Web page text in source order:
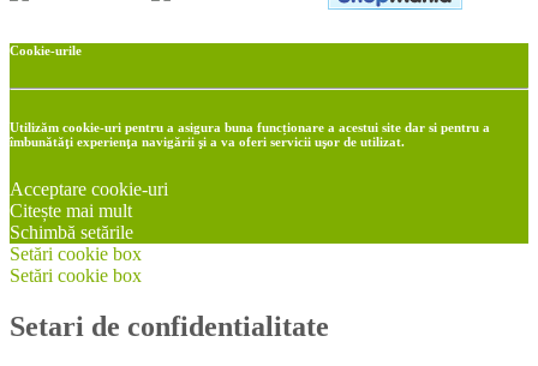
Cookie-urile
Utilizăm cookie-uri pentru a asigura buna funcționare a acestui site dar si pentru a
îmbunătăţi experienţa navigării şi a va oferi servicii uşor de utilizat.
Acceptare cookie-uri
Citește mai mult
Schimbă setările
Setări cookie box
Setări cookie box
Setari de confidentialitate